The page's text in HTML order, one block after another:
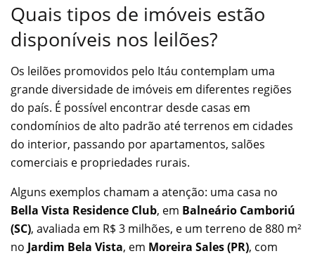
Quais tipos de imóveis estão
disponíveis nos leilões?
Os leilões promovidos pelo Itáu contemplam uma
grande diversidade de imóveis em diferentes regiões
do país. É possível encontrar desde casas em
condomínios de alto padrão até terrenos em cidades
do interior, passando por apartamentos, salões
comerciais e propriedades rurais.
Alguns exemplos chamam a atenção: uma casa no
Bella Vista Residence Club, em Balneário Camboriú
(SC), avaliada em R$ 3 milhões, e um terreno de 880 m²
no Jardim Bela Vista, em Moreira Sales (PR), com